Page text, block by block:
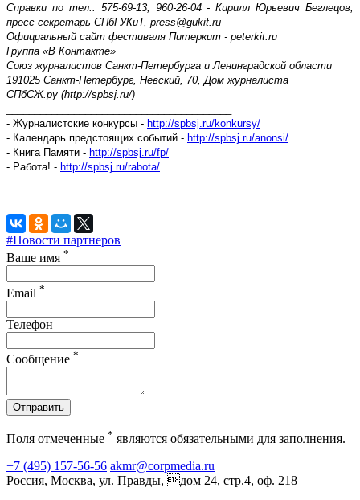
Справки по тел.: 575-69-13, 960-26-04 - Кирилл Юрьевич Беглецов,
пресс-секретарь СПбГУКиТ, press@gukit.ru
Официальный сайт фестиваля Питеркит - peterkit.ru
Группа «В Контакте»
Союз журналистов Санкт-Петербурга и Ленинградской области
191025 Санкт-Петербург, Невский, 70, Дом журналиста
СПбСЖ.ру (http://spbsj.ru/)
- Журналистские конкурсы - http://spbsj.ru/konkursy/
- Календарь предстоящих событий - http://spbsj.ru/anonsi/
- Книга Памяти - http://spbsj.ru/fp/
- Работа! - http://spbsj.ru/rabota/
#Новости партнеров
Ваше имя *
Email *
Телефон
Сообщение *
Отправить
Поля отмеченные * являются обязательными для заполнения.
+7 (495) 157-56-56 akmr@corpmedia.ru
Россия, Москва, ул. Правды, дом 24, стр.4, оф. 218